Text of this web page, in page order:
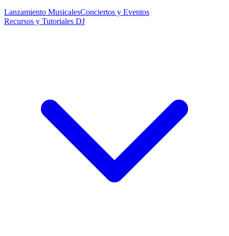
Lanzamiento MusicalesConciertos y Eventos
Recursos y Tutoriales DJ